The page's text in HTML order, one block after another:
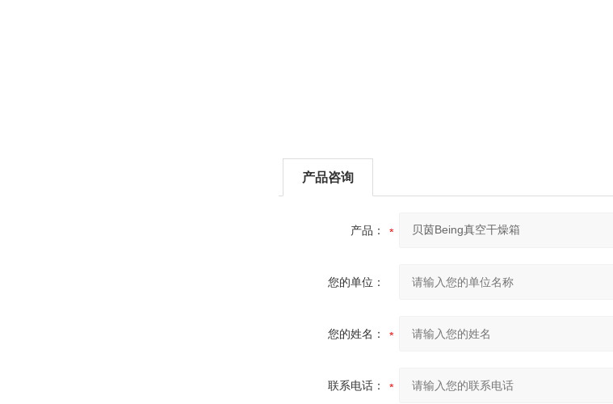
产品咨询
产品：
您的单位：
您的姓名：
联系电话：